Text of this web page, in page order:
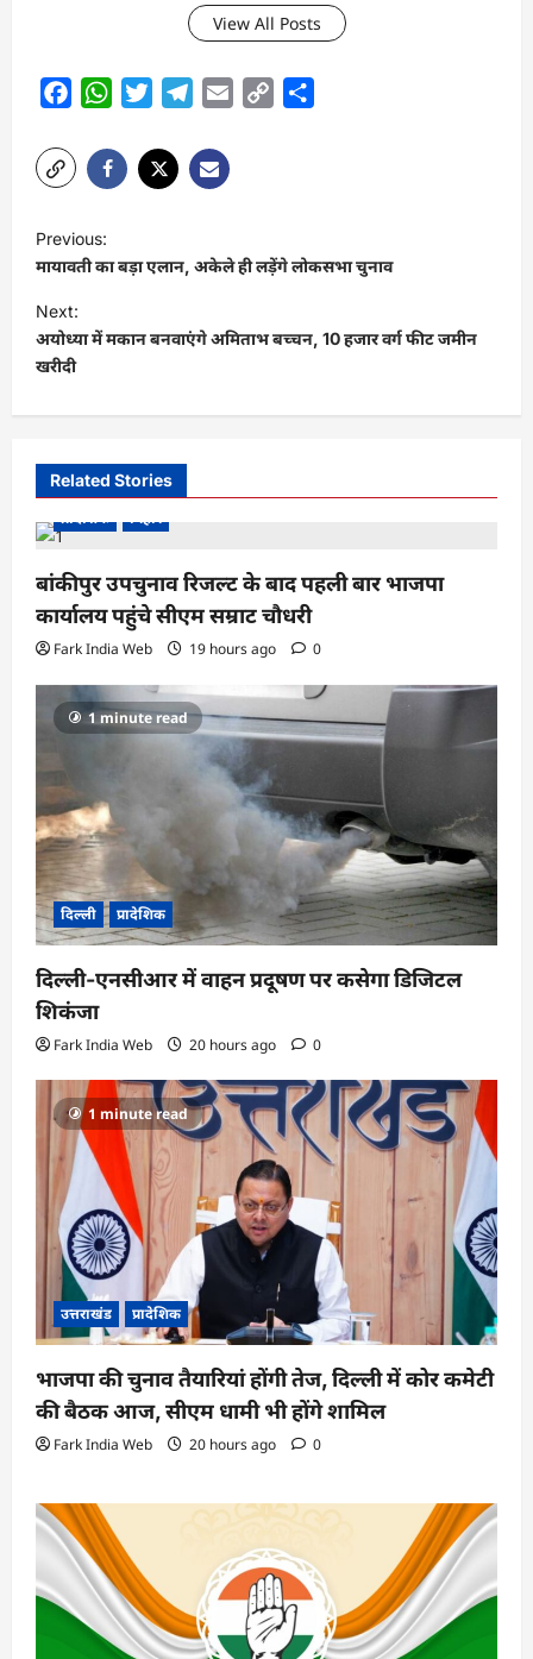
View All Posts
FacebookWhatsAppTwitterTelegram
Email
Copy
P
o
s
t
n
a
g
t
i
Previous:
मायावती का बड़ा एलान, अकेले ही लड़ेंगे लोकसभा चुनाव
Next:
अयोध्या में मकान बनवाएंगे अमिताभ बच्चन, 10 हजार वर्ग फीट जमीन
खरीदी
Related Stories
प्रादेशिक
बिहार
बांकीपुर उपचुनाव रिजल्ट के बाद पहली बार भाजपा
कार्यालय पहुंचे सीएम सम्राट चौधरी
Fark India Web 19 hours ago 0
1 minute read
दिल्ली प्रादेशिक
दिल्ली-एनसीआर में वाहन प्रदूषण पर कसेगा डिजिटल
शिकंजा
Fark India Web 20 hours ago 0
1 minute read
उत्तराखंड प्रादेशिक
भाजपा की चुनाव तैयारियां होंगी तेज, दिल्ली में कोर कमेटी
की बैठक आज, सीएम धामी भी होंगे शामिल
Fark India Web 20 hours ago 0